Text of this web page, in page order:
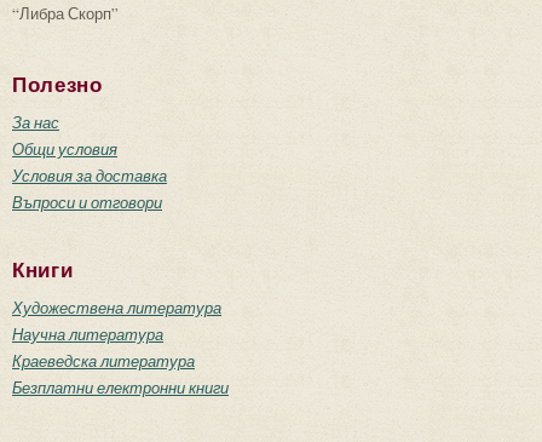
“Либра Скорп”
Полезно
За нас
Общи условия
Условия за доставка
Въпроси и отговори
Книги
Художествена литература
Научна литература
Краеведска литература
Безплатни електронни книги